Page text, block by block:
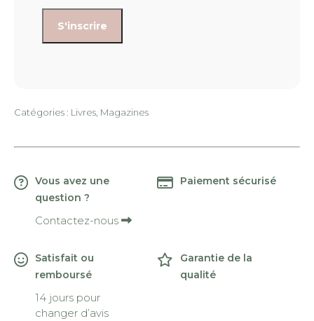
Catégories : Livres, Magazines
Vous avez une
question ?
Contactez-nous
Paiement sécurisé
Satisfait ou
remboursé
14 jours pour
changer d’avis
Garantie de la
qualité